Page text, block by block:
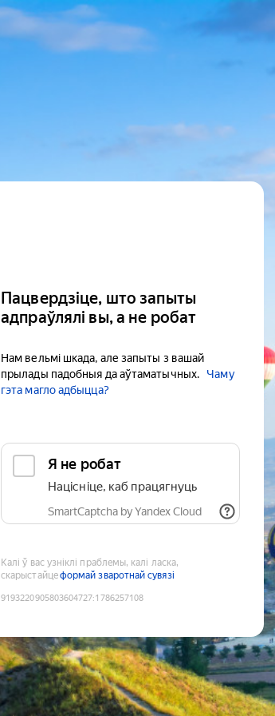
Пацвердзіце, што запыты
адпраўлялі вы, а не робат
Нам вельмі шкада, але запыты з вашай
прылады падобныя да аўтаматычных.
Чаму
гэта магло адбыцца?
Я не робат
Націсніце, каб працягнуць
SmartCaptcha by Yandex Cloud
Калі ў вас узніклі праблемы, калі ласка,
скарыстайцеформай зваротнай сувязі
9193220905803604727:1786257108